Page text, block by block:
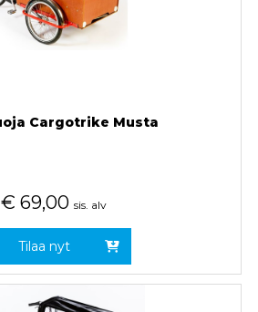
Cargotrike Musta
€ 69,00 sis. alv
Tilaa nyt